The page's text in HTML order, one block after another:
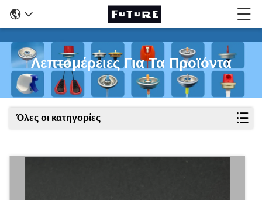
Λεπτομέρειες Για Τα Προϊόντα
Όλες οι κατηγορίες